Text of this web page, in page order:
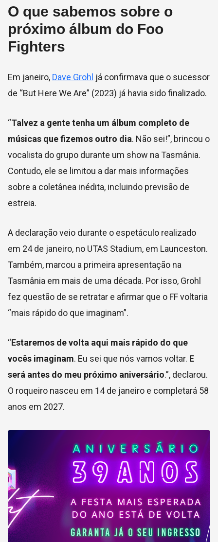
O que sabemos sobre o
próximo álbum do Foo
Fighters
Em janeiro, Dave Grohl já confirmava que o sucessor
de “But Here We Are” (2023) já havia sido finalizado.
“Talvez a gente tenha um álbum completo de
músicas que fizemos outro dia. Não sei!”, brincou o
vocalista do grupo durante um show na Tasmânia.
Contudo, ele se limitou a dar mais informações
sobre a coletânea inédita, incluindo previsão de
estreia.
A declaração veio durante o espetáculo realizado
em 24 de janeiro, no UTAS Stadium, em Launceston.
Também, marcou a primeira apresentação na
Tasmânia em mais de uma década. Por isso, Grohl
fez questão de se retratar e afirmar que o FF voltaria
“mais rápido do que imaginam”.
“Estaremos de volta aqui mais rápido do que
vocês imaginam. Eu sei que nós vamos voltar. E
será antes do meu próximo aniversário.”, declarou.
O roqueiro nasceu em 14 de janeiro e completará 58
anos em 2027.